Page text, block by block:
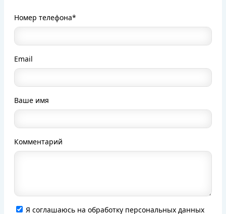
Номер телефона*
Email
Ваше имя
Комментарий
Я соглашаюсь на обработку персональных данных